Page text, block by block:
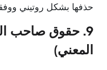
حذفها بشكل روتيني
9. حقوق صاحب
المعني)